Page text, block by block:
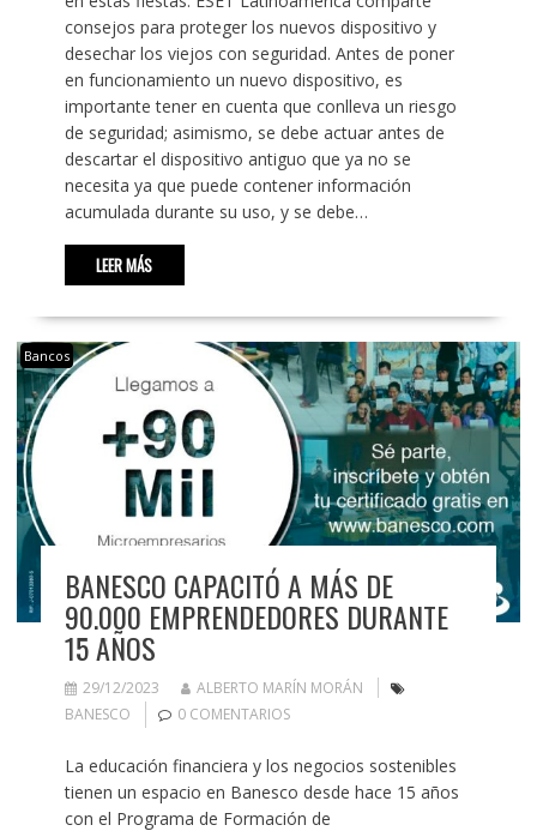
consejos para proteger los nuevos dispositivo y
desechar los viejos con seguridad. Antes de poner
en funcionamiento un nuevo dispositivo, es
importante tener en cuenta que conlleva un riesgo
de seguridad; asimismo, se debe actuar antes de
descartar el dispositivo antiguo que ya no se
necesita ya que puede contener información
acumulada durante su uso, y se debe…
LEER MÁS
Bancos
BANESCO CAPACITÓ A MÁS DE
90.000 EMPRENDEDORES DURANTE
15 AÑOS
29/12/2023
ALBERTO MARÍN MORÁN
BANESCO
0 COMENTARIOS
La educación financiera y los negocios sostenibles
tienen un espacio en Banesco desde hace 15 años
con el Programa de Formación de